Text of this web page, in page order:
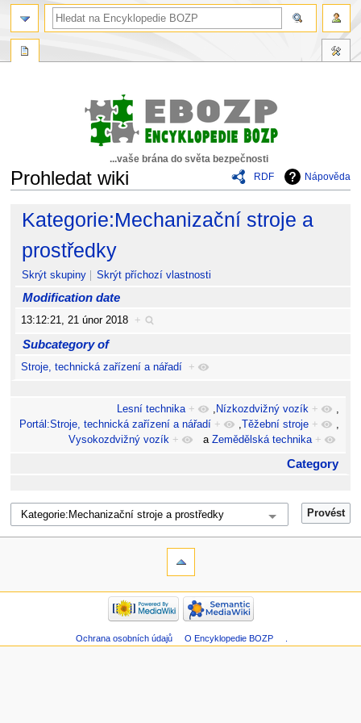
...vaše brána do světa bezpečnosti
RDF
Nápověda
Prohledat wiki
Skočit
Skočit
vyhledávání
Kategorie:Mechanizační stroje a
prostředky
Skrýt skupiny Skrýt příchozí vlastnosti
Modification date
13:12:21, 21 únor 2018 +
Subcategory of
Stroje, technická zařízení a nářadí +
Lesní technika + , Nízkozdvižný vozík +
,
Portál:Stroje, technická zařízení a nářadí + , Těžební stroje +
,
Vysokozdvižný vozík + aZemědělská technika +
Category
Ochrana osobních údajů O Encyklopedie BOZP